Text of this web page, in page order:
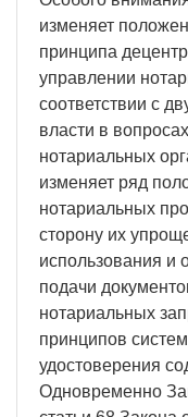
изменяет
принципа
управлении
соответствии с
власти в
нотариальных
изменяет ряд
нотариальных
сторону их
использования и
подачи
нотариальных
принципов
удостоверения
Одновременно